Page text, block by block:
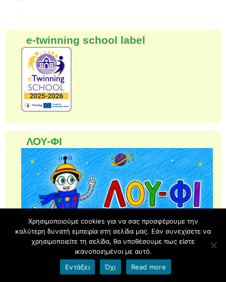
e-twinning school label
ΛΟΥ-ΦΙ
Χρησιμοποιούμε cookies για να σας προσφέρουμε την
καλύτερη δυνατή εμπειρία στη σελίδα μας. Εάν συνεχίσετε να
χρησιμοποιείτε τη σελίδα, θα υποθέσουμε πως είστε
ικανοποιημένοι με αυτό.
Εντάξει
Όχι Read more